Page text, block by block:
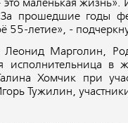
маленькая
прошедшие годы
55-летие», -
Леонид Марголин,
исполнительница в
Хомчик при
Тужилин,